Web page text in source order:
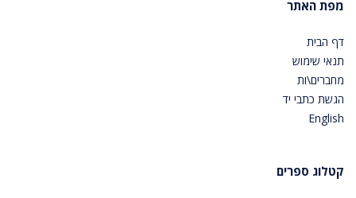
מפת האתר
דף הבית
תנאי שימוש
מחברים\ות
הגשת כתבי יד
English
קטלוג ספרים